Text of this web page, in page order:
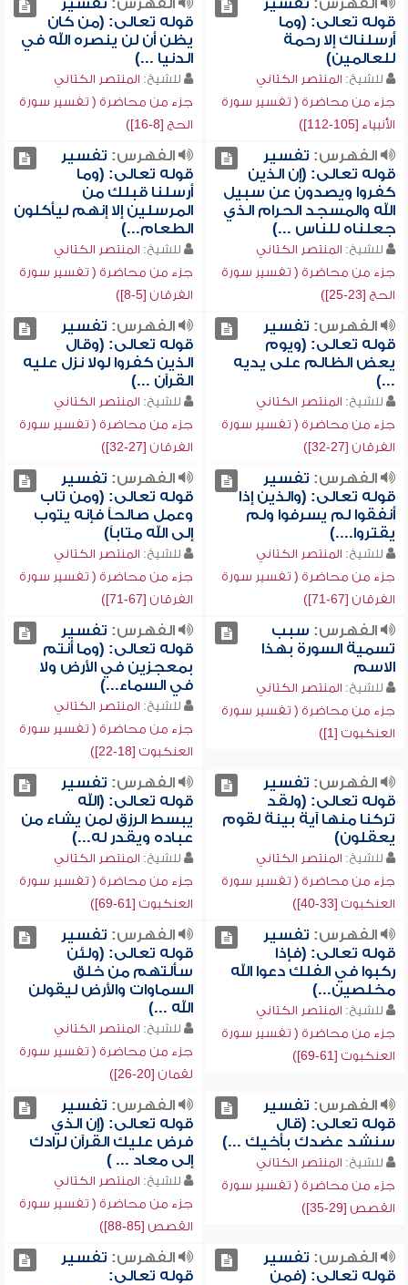
الفهرس: تفسير
قوله تعالى: (وما
أرسلناك إلا رحمة
للعالمين)
للشيخ: المنتصر الكتاني
جزء من محاضرة ( تفسير سورة
الأنبياء [105-112])
الفهرس: تفسير
قوله تعالى: (من كان
يظن أن لن ينصره الله في
الدنيا ...)
للشيخ: المنتصر الكتاني
جزء من محاضرة ( تفسير سورة
الحج [8-16])
الفهرس: تفسير
قوله تعالى: (إن الذين
كفروا ويصدون عن سبيل
الله والمسجد الحرام الذي
جعلناه للناس ...)
للشيخ: المنتصر الكتاني
جزء من محاضرة ( تفسير سورة
الحج [23-25])
الفهرس: تفسير
قوله تعالى: (وما
أرسلنا قبلك من
المرسلين إلا إنهم ليأكلون
الطعام...)
للشيخ: المنتصر الكتاني
جزء من محاضرة ( تفسير سورة
الفرقان [5-8])
الفهرس: تفسير
قوله تعالى: (ويوم
يعض الظالم على يديه
...)
للشيخ: المنتصر الكتاني
جزء من محاضرة ( تفسير سورة
الفرقان [27-32])
الفهرس: تفسير
قوله تعالى: (وقال
الذين كفروا لولا نزل عليه
القرآن ...)
للشيخ: المنتصر الكتاني
جزء من محاضرة ( تفسير سورة
الفرقان [27-32])
الفهرس: تفسير
قوله تعالى: (والذين إذا
أنفقوا لم يسرفوا ولم
يقتروا....)
للشيخ: المنتصر الكتاني
جزء من محاضرة ( تفسير سورة
الفرقان [67-71])
الفهرس: تفسير
قوله تعالى: (ومن تاب
وعمل صالحاً فإنه يتوب
إلى الله متاباً)
للشيخ: المنتصر الكتاني
جزء من محاضرة ( تفسير سورة
الفرقان [67-71])
الفهرس: سبب
تسمية السورة بهذا
الاسم
للشيخ: المنتصر الكتاني
جزء من محاضرة ( تفسير سورة
العنكبوت [1])
الفهرس: تفسير
قوله تعالى: (وما أنتم
بمعجزين في الأرض ولا
في السماء...)
للشيخ: المنتصر الكتاني
جزء من محاضرة ( تفسير سورة
العنكبوت [18-22])
الفهرس: تفسير
قوله تعالى: (ولقد
تركنا منها آية بينة لقوم
يعقلون)
للشيخ: المنتصر الكتاني
جزء من محاضرة ( تفسير سورة
العنكبوت [33-40])
الفهرس: تفسير
قوله تعالى: (الله
يبسط الرزق لمن يشاء من
عباده ويقدر له...)
للشيخ: المنتصر الكتاني
جزء من محاضرة ( تفسير سورة
العنكبوت [61-69])
الفهرس: تفسير
قوله تعالى: (فإذا
ركبوا في الفلك دعوا الله
مخلصين...)
للشيخ: المنتصر الكتاني
جزء من محاضرة ( تفسير سورة
العنكبوت [61-69])
الفهرس: تفسير
قوله تعالى: (ولئن
سألتهم من خلق
السماوات والأرض ليقولن
الله ...)
للشيخ: المنتصر الكتاني
جزء من محاضرة ( تفسير سورة
لقمان [20-26])
الفهرس: تفسير
قوله تعالى: (قال
سنشد عضدك بأخيك ...)
للشيخ: المنتصر الكتاني
جزء من محاضرة ( تفسير سورة
القصص [29-35])
الفهرس: تفسير
قوله تعالى: (إن الذي
فرض عليك القرآن لرادك
إلى معاد ... )
للشيخ: المنتصر الكتاني
جزء من محاضرة ( تفسير سورة
القصص [85-88])
الفهرس: تفسير
قوله تعالى: (فمن
الفهرس: تفسير
قوله تعالى: